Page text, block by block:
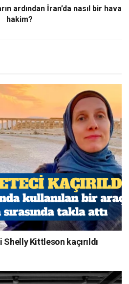
ardından İran’da nasıl bir hava
hakim?
Shelly Kittleson kaçırıldı